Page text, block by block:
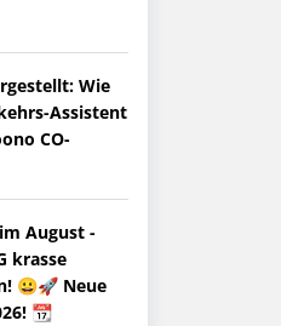
Wie
Assistent
CO-
August -
krasse
😀🚀 Neue
📆